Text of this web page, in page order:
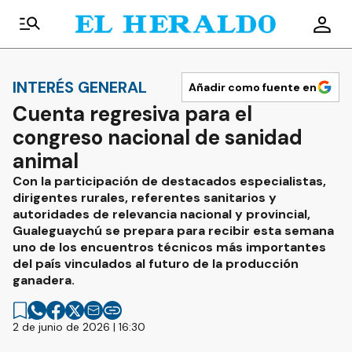
INTERÉS GENERAL Añadir como fuente en
Cuenta regresiva para el
congreso nacional de sanidad
animal
Con la participación de destacados especialistas,
dirigentes rurales, referentes sanitarios y
autoridades de relevancia nacional y provincial,
Gualeguaychú se prepara para recibir esta semana
uno de los encuentros técnicos más importantes
del país vinculados al futuro de la producción
ganadera.
2 de junio de 2026 | 16:30